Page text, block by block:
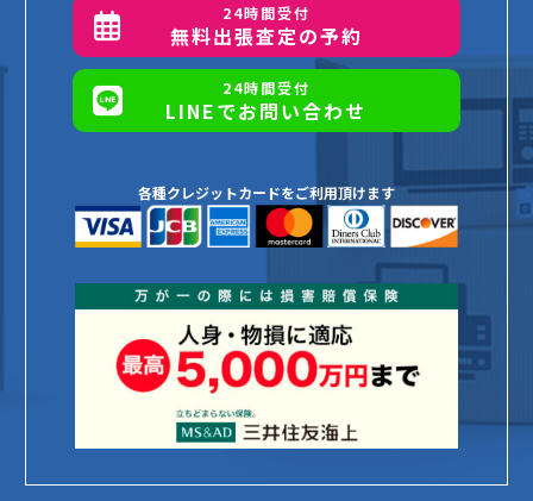
24時間受付
無料出張査定の予約
24時間受付
LINEでお問い合わせ
各種クレジットカードをご利用頂けます